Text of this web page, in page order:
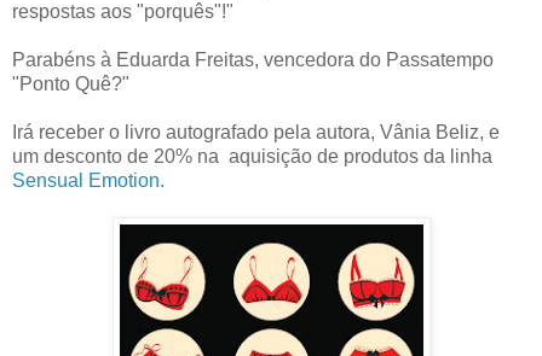
respostas aos "porquês"!"
Parabéns à Eduarda Freitas, vencedora do Passatempo
"Ponto Quê?"
Irá receber o livro autografado pela autora, Vânia Beliz, e
um desconto de 20% na aquisição de produtos da linha
Sensual Emotion.